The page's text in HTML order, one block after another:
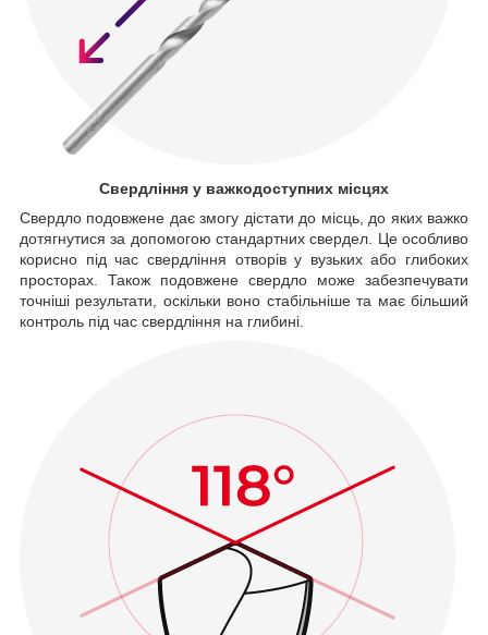
Свердління у важкодоступних місцях
Свердло подовжене дає змогу дістати до місць, до яких важко
дотягнутися за допомогою стандартних свердел. Це особливо
корисно під час свердління отворів у вузьких або глибоких
просторах. Також подовжене свердло може забезпечувати
точніші результати, оскільки воно стабільніше та має більший
контроль під час свердління на глибині.